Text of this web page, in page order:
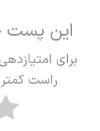
این پست
برای
راست